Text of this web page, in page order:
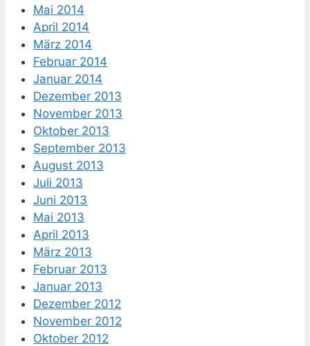
Mai 2014
April 2014
März 2014
Februar 2014
Januar 2014
Dezember 2013
November 2013
Oktober 2013
September 2013
August 2013
Juli 2013
Juni 2013
Mai 2013
April 2013
März 2013
Februar 2013
Januar 2013
Dezember 2012
November 2012
Oktober 2012